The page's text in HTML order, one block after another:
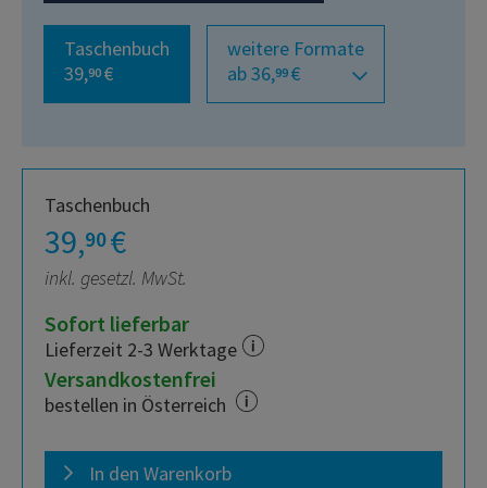
Taschenbuch
39,90 €
weitere Formate
ab 36,99 €
Taschenbuch
39,90€
inkl. gesetzl. MwSt.
Sofort lieferbar
Lieferzeit 2-3 Werktage
Versandkostenfrei
bestellen in Österreich
In den Warenkorb